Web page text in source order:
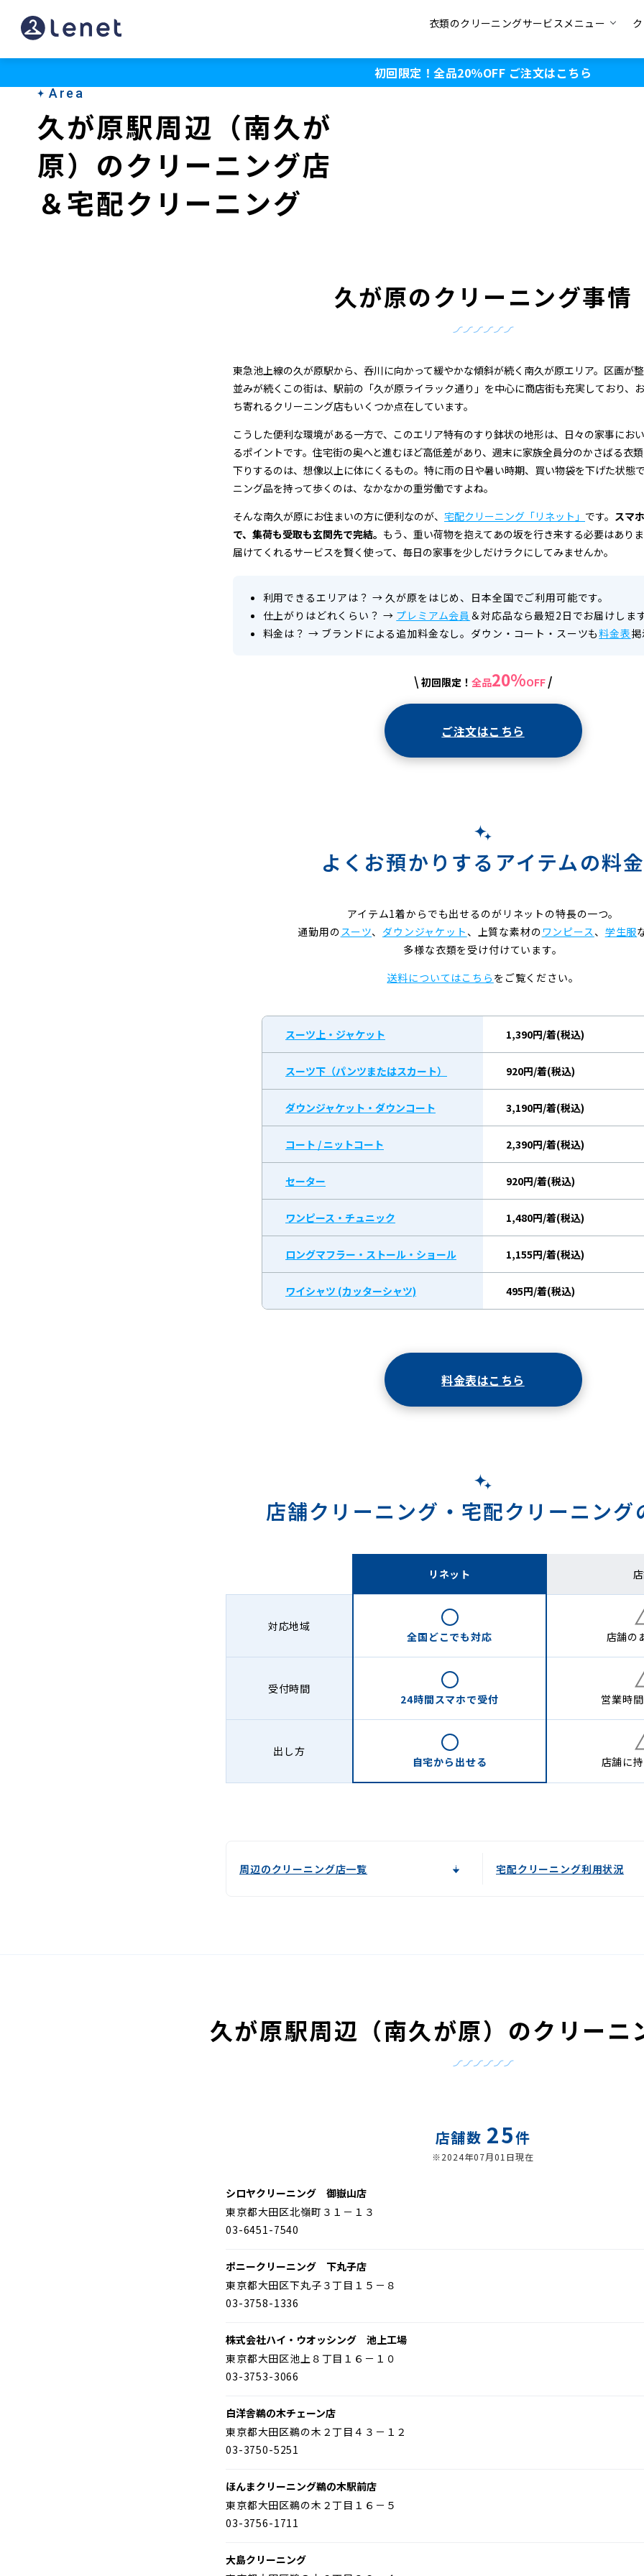
久
が
（南
衣類のクリーニングサービスメニュー
初回限定！全品20％OFF ご注文はこちら
Area
久が原駅周辺（南久が
原）のクリーニング店
＆宅配クリーニング
久が原のクリーニング事情
東急池上線の久が原駅から、呑川に向かって緩やかな傾斜が続く南久が原エリア。区画が
並みが続くこの街は、駅前の「久が原ライラック通り」を中心に商店街も充実しており、
ち寄れるクリーニング店もいくつか点在しています。
こうした便利な環境がある一方で、このエリア特有のすり鉢状の地形は、日々の家事にお
るポイントです。住宅街の奥へと進むほど高低差があり、週末に家族全員分のかさばる衣
下りするのは、想像以上に体にくるもの。特に雨の日や暑い時期、買い物袋を下げた状態
ニング品を持って歩くのは、なかなかの重労働ですよね。
そんな南久が原にお住まいの方に便利なのが、 宅配クリーニング「リネット」 です。 スマ
で、集荷も受取も玄関先で完結。 もう、重い荷物を抱えてあの坂を行き来する必要はあり
届けてくれるサービスを賢く使って、毎日の家事を少しだけラクにしてみませんか。
利用できるエリアは？ →久が原をはじめ、日本全国でご利用可能です。
仕上がりはどれくらい？ → プレミアム会員 ＆対応品なら最短2日でお届けします
料金は？ → ブランドによる追加料金なし。ダウン・コート・スーツも料金表掲
\ 初回限定！ 全品20%OFF /
ご注文はこちら
よくお預かりするアイテムの料金
アイテム1着からでも出せるのがリネットの特長の一つ。
通勤用のスーツ、 ダウンジャケット 、上質な素材のワンピース、 学生服
多様な衣類を受け付けています。
送料についてはこちら をご覧ください。
スーツ上・ジャケット 1,390円/着(税込)
スーツ下（パンツまたはスカート） 920円/着(税込)
ダウンジャケット・ダウンコート 3,190円/着(税込)
コート / ニットコート 2,390円/着(税込)
セーター 920円/着(税込)
ワンピース・チュニック 1,480円/着(税込)
ロングマフラー・ストール・ショール 1,155円/着(税込)
ワイシャツ (カッターシャツ) 495円/着(税込)
料金表はこちら
店舗クリーニング・ 宅配クリーニング
リネット
対応地域
全国どこでも対応 店舗の
受付時間
24時間スマホで受付 営業時
出し方
自宅から 出せる 店舗に
周辺のクリーニング店一覧 宅配クリーニング利用状況
久が原駅周辺（南久が原）のクリーニ
店舗数 25件
※2024年07月01日現在
シロヤクリーニング 御嶽山店
東京都大田区北嶺町３１－１３
03-6451-7540
ポニークリーニング 下丸子店
東京都大田区下丸子３丁目１５－８
03-3758-1336
株式会社ハイ・ウオッシング 池上工場
東京都大田区池上８丁目１６－１０
03-3753-3066
白洋舎鵜の木チェーン店
東京都大田区鵜の木２丁目４３－１２
03-3750-5251
ほんまクリーニング鵜の木駅前店
東京都大田区鵜の木２丁目１６－５
03-3756-1711
大島クリーニング